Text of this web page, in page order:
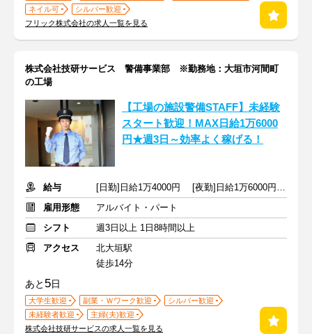
ネイル可
シルバー歓迎
フリック株式会社の求人一覧を見る
株式会社技研サービス 警備事業部 ※勤務地：大垣市河間町
の工場
【工場の施設警備STAFF】未経験
スタート歓迎！MAX日給1万6000
円★週3日～効率よく稼げる！
給与
[日勤]日給1万4000円 [夜勤]日給1万6000円 ＋交通費
雇用形態
アルバイト・パート
シフト
週3日以上 1日8時間以上
アクセス
北大垣駅
徒歩14分
あと 5日
大学生歓迎 副業・Ｗワーク歓迎
シルバー歓迎
未経験者歓迎
主婦(夫)歓迎
株式会社技研サービスの求人一覧を見る